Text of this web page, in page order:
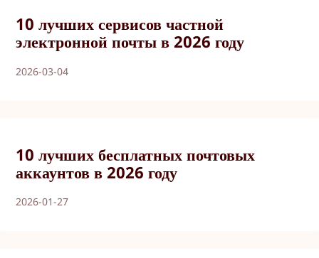
10 лучших сервисов частной
электронной почты в 2026 году
2026-03-04
10 лучших бесплатных почтовых
аккаунтов в 2026 году
2026-01-27